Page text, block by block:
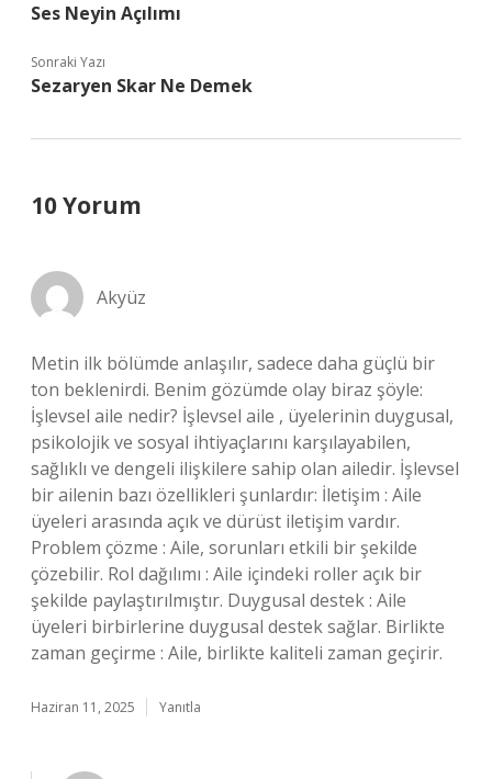
Ses Neyin Açılımı
Sonraki Yazı
Sezaryen Skar Ne Demek
10 Yorum
Akyüz
Metin ilk bölümde anlaşılır, sadece daha güçlü bir
ton beklenirdi. Benim gözümde olay biraz şöyle:
İşlevsel aile nedir? İşlevsel aile , üyelerinin duygusal,
psikolojik ve sosyal ihtiyaçlarını karşılayabilen,
sağlıklı ve dengeli ilişkilere sahip olan ailedir. İşlevsel
bir ailenin bazı özellikleri şunlardır: İletişim : Aile
üyeleri arasında açık ve dürüst iletişim vardır.
Problem çözme : Aile, sorunları etkili bir şekilde
çözebilir. Rol dağılımı : Aile içindeki roller açık bir
şekilde paylaştırılmıştır. Duygusal destek : Aile
üyeleri birbirlerine duygusal destek sağlar. Birlikte
zaman geçirme : Aile, birlikte kaliteli zaman geçirir.
Haziran 11, 2025 Yanıtla